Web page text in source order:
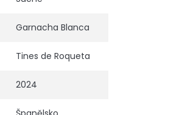
Garnacha Blanca
Tines de Roqueta
2024